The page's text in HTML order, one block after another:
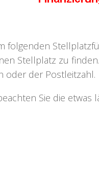
folgenden
Stellplatz zu
oder der Postleitzahl.
Sie die